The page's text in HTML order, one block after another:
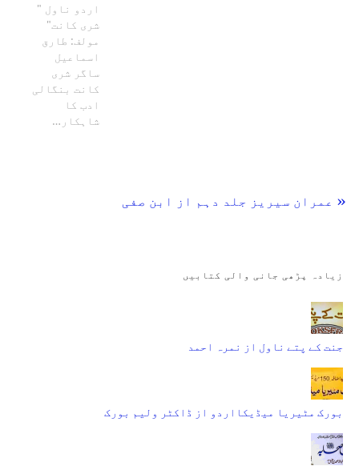
اردو ناول "
شری کانت"
مولف: طارق
اسماعیل
ساگر شری
کانت بنگالی
ادب کا
شاہکار…
« عمران سیریز جلد دہم از ابن صفی
زیادہ پڑھی جانی والی کتابیں
جنت کے پتے ناول از نمرہ احمد
بورک مٹیریا میڈیکااردو از ڈاکٹر ولیم بورک